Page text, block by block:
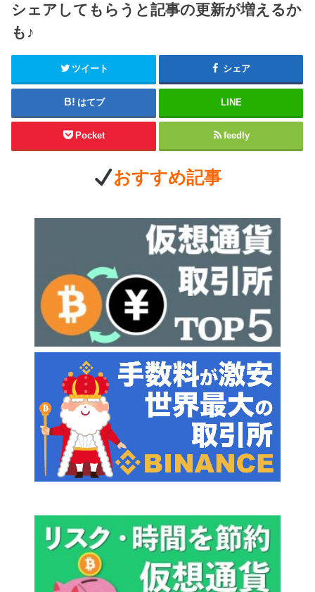
シェアしてもらうと記事の更新が増えるか
も♪
ツイート シェア
はてブ LINE
Pocket feedly
おすすめ記事